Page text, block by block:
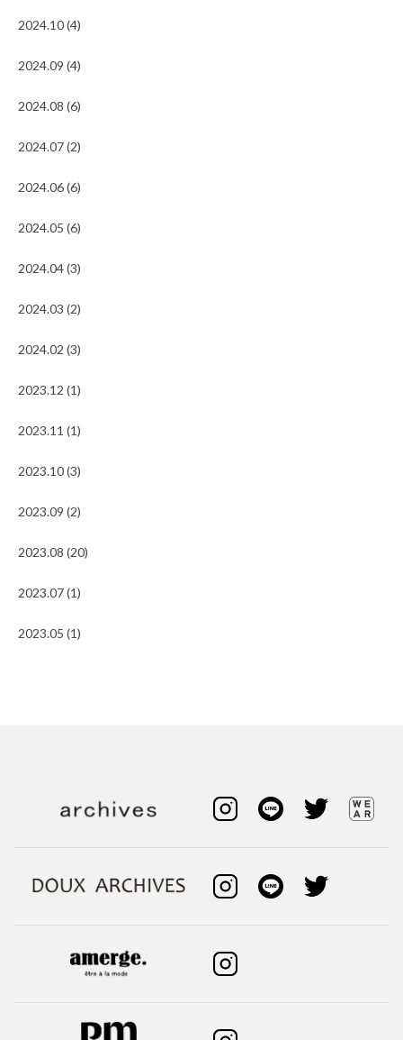
2024.10 (4)
2024.09 (4)
2024.08 (6)
2024.07 (2)
2024.06 (6)
2024.05 (6)
2024.04 (3)
2024.03 (2)
2024.02 (3)
2023.12 (1)
2023.11 (1)
2023.10 (3)
2023.09 (2)
2023.08 (20)
2023.07 (1)
2023.05 (1)